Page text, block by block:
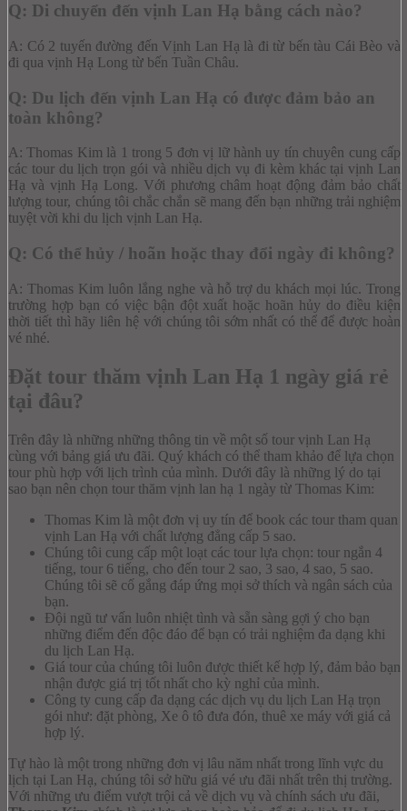
Q: Di chuyển đến vịnh Lan Hạ bằng cách nào?
A: Có 2 tuyến đường đến Vịnh Lan Hạ là đi từ bến tàu Cái Bèo và
đi qua vịnh Hạ Long từ bến Tuần Châu.
Q: Du lịch đến vịnh Lan Hạ có được đảm bảo an
toàn không?
A: Thomas Kim là 1 trong 5 đơn vị lữ hành uy tín chuyên cung cấp
các tour du lịch trọn gói và nhiều dịch vụ đi kèm khác tại vịnh Lan
Hạ và vịnh Hạ Long. Với phương châm hoạt động đảm bảo chất
lượng tour, chúng tôi chắc chắn sẽ mang đến bạn những trải nghiệm
tuyệt vời khi du lịch vịnh Lan Hạ.
Q: Có thể hủy / hoãn hoặc thay đổi ngày đi không?
A: Thomas Kim luôn lắng nghe và hỗ trợ du khách mọi lúc. Trong
trường hợp bạn có việc bận đột xuất hoặc hoãn hủy do điều kiện
thời tiết thì hãy liên hệ với chúng tôi sớm nhất có thể để được hoàn
vé nhé.
Đặt tour thăm vịnh Lan Hạ 1 ngày giá rẻ
tại đâu?
Trên đây là những những thông tin về một số tour vịnh Lan Hạ
cùng với bảng giá ưu đãi. Quý khách có thể tham khảo để lựa chọn
tour phù hợp với lịch trình của mình. Dưới đây là những lý do tại
sao bạn nên chọn tour thăm vịnh lan hạ 1 ngày từ Thomas Kim:
Thomas Kim là một đơn vị uy tín để book các tour tham quan
vịnh Lan Hạ với chất lượng đẳng cấp 5 sao.
Chúng tôi cung cấp một loạt các tour lựa chọn: tour ngắn 4
tiếng, tour 6 tiếng, cho đến tour 2 sao, 3 sao, 4 sao, 5 sao.
Chúng tôi sẽ cố gắng đáp ứng mọi sở thích và ngân sách của
bạn.
Đội ngũ tư vấn luôn nhiệt tình và sẵn sàng gợi ý cho bạn
những điểm đến độc đáo để bạn có trải nghiệm đa dạng khi
du lịch Lan Hạ.
Giá tour của chúng tôi luôn được thiết kế hợp lý, đảm bảo bạn
nhận được giá trị tốt nhất cho kỳ nghỉ của mình.
Công ty cung cấp đa dạng các dịch vụ du lịch Lan Hạ trọn
gói như: đặt phòng, Xe ô tô đưa đón, thuê xe máy với giá cả
hợp lý.
Tự hào là một trong những đơn vị lâu năm nhất trong lĩnh vực du
lịch tại Lan Hạ, chúng tôi sở hữu giá vé ưu đãi nhất trên thị trường.
Với những ưu điểm vượt trội cả về dịch vụ và chính sách ưu đãi,